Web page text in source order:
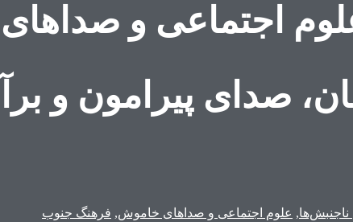
اجتماعی و
صدای پیرامون و
, علوم اجتماعی و صداهای خاموش, فرهنگ جنوب